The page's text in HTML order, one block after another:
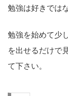
勉強は好きでは
勉強を始めて少
を出せるだけで
て下さい。